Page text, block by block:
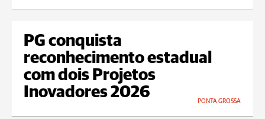
PG conquista
reconhecimento estadual
com dois Projetos
Inovadores 2026
PONTA GROSSA